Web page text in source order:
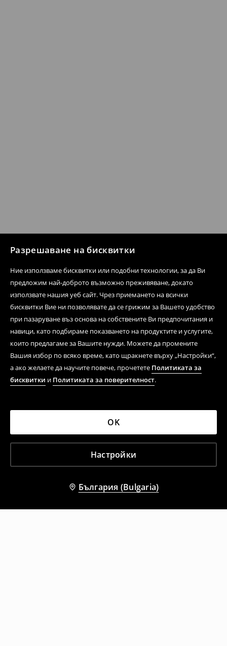
Разрешаване на бисквитки
Ние използваме бисквитки или подобни технологии, за да Ви
предложим най-доброто възможно преживяване, докато
използвате нашия уеб сайт. Чрез приемането на всички
бисквитки Вие ни позволявате да се грижим за Вашето удобство
при пазаруване въз основа на собствените Ви предпочитания и
навици, като подбираме показването на продуктите и услугите,
които предлагаме за Вашите нужди. Можете да промените
Вашия избор по всяко време, като щракнете върху „Настройки“,
а ако желаете да научите повече, прочетете Политиката за
бисквитки и Политиката за поверителност.
Настройки
OK
България (Bulgaria)